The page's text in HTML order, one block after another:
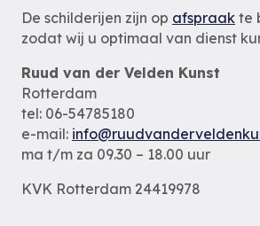
De schilderijen zijn op afspraak te
zodat wij u optimaal van dienst
Ruud van der Velden Kunst
Rotterdam
tel: 06-54785180
e-mail:
ma t/m za 09.30 – 18.00 uur
KVK Rotterdam 24419978